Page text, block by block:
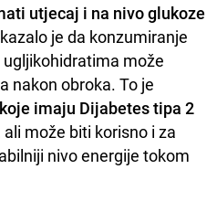
utjecaj i na nivo glukoze
je da konzumiranje
može
nakon obroka. To je
imaju Dijabetes tipa 2
ali može biti korisno i za
nivo energije tokom